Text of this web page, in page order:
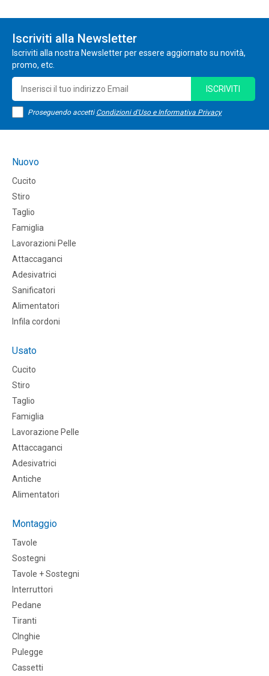
Iscriviti alla Newsletter
Iscriviti alla nostra Newsletter per essere aggiornato su novità,
promo, etc.
Proseguendo accetti Condizioni d'Uso e Informativa Privacy
ISCRIVITI
Nuovo
Cucito
Stiro
Taglio
Famiglia
Lavorazioni Pelle
Attaccaganci
Adesivatrici
Sanificatori
Alimentatori
Infila cordoni
Usato
Cucito
Stiro
Taglio
Famiglia
Lavorazione Pelle
Attaccaganci
Adesivatrici
Antiche
Alimentatori
Montaggio
Tavole
Sostegni
Tavole + Sostegni
Interruttori
Pedane
Tiranti
CInghie
Pulegge
Cassetti